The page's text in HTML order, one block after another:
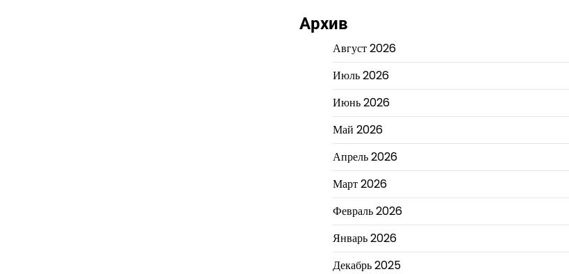
Архив
Август 2026
Июль 2026
Июнь 2026
Май 2026
Апрель 2026
Март 2026
Февраль 2026
Январь 2026
Декабрь 2025